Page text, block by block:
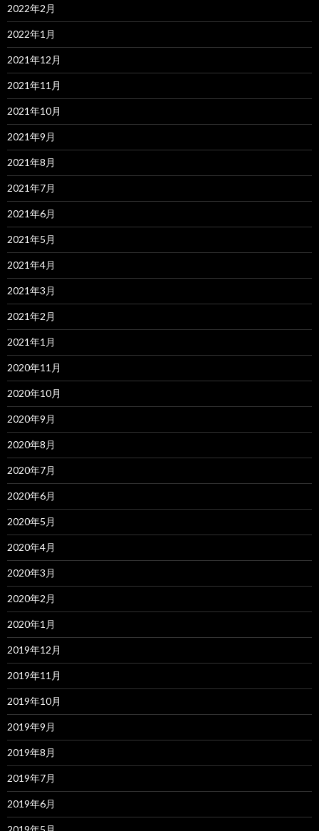
2022年2月
2022年1月
2021年12月
2021年11月
2021年10月
2021年9月
2021年8月
2021年7月
2021年6月
2021年5月
2021年4月
2021年3月
2021年2月
2021年1月
2020年11月
2020年10月
2020年9月
2020年8月
2020年7月
2020年6月
2020年5月
2020年4月
2020年3月
2020年2月
2020年1月
2019年12月
2019年11月
2019年10月
2019年9月
2019年8月
2019年7月
2019年6月